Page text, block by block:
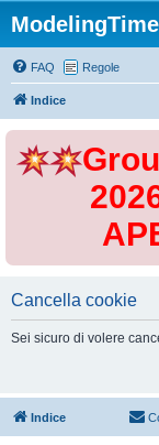
FAQ Regole
Indice
Cancella cookie
Sei sicuro di volere
Indice